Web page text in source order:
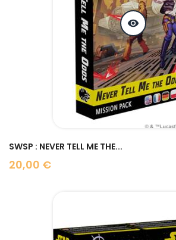
visibility
SWSP : NEVER TELL ME THE...
20,00 €
Prix